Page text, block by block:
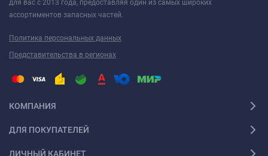
для вас с 2013 года, предоставляя один из самых широких
ассортиментов запасных частей.
Политика персональных данных
Представительства в регионах
КОМПАНИЯ
ДЛЯ ПОКУПАТЕЛЕЙ
ЛИЧНЫЙ КАБИНЕТ